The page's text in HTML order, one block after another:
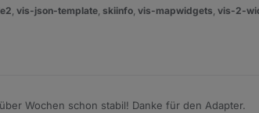
, vis-json-template, skiinfo, vis-mapwidgets, vis-2-
Wochen schon stabil! Danke für den Adapter.